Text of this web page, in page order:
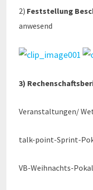
2) Feststellung
anwesend
3)
Veranstaltungen/
talk-point-Sprint-
VB-Weihnachts-Pokal